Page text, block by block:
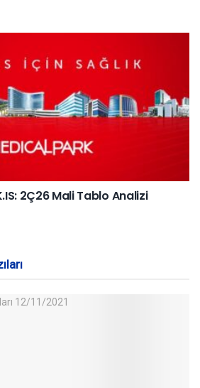
2Ç26 Mali Tablo Analizi